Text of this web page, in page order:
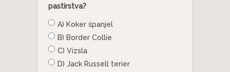
pastirstva?
A) Koker španjel
B) Border Collie
C) Vizsla
D) Jack Russell terier